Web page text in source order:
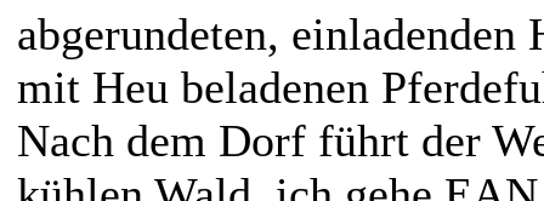
abgerundeten,
mit Heu beladenen
Nach dem Dorf führt der